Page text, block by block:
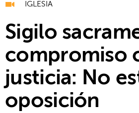
IGLESIA
Sigilo
compromiso
justicia: No
oposición